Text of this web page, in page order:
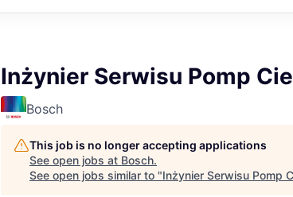
Inżynier Serwisu Pomp
Bosch
This job is no longer accepting applications
See open jobs at Bosch.
See open jobs similar to "Inżynier Serwisu Pomp